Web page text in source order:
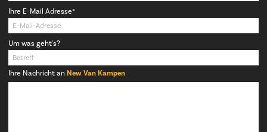
Pflichtfeld
Ihre E-Mail Adresse*
Um was geht's?
Ihre Nachricht anNew Van Kampen